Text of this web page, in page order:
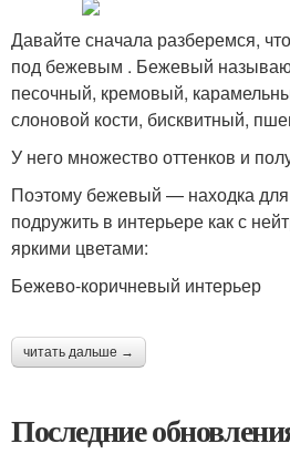
Давайте сначала разберемся,
под бежевым . Бежевый
песочный, кремовый,
слоновой кости, бисквитный,
У него множество оттенков и
Поэтому бежевый — находка
подружить в интерьере как с
яркими цветами:
Бежево-коричневый интерьер
читать дальше →
Последние